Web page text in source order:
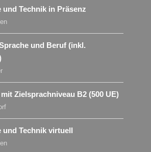
Technik in Präsenz
und Beruf (inkl.
Zielsprachniveau B2 (500 UE)
und Technik virtuell